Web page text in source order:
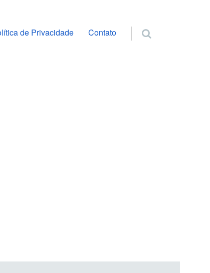
conteúdo
de Privacidade Contato